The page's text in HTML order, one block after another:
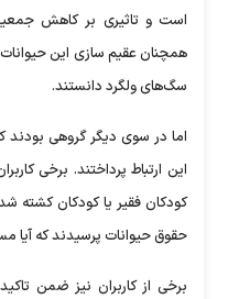
است و تاثیری بر کاهش
همچنان عقیم سازی این حیوانات
سگ‌های ولگرد دانستند.
اما در سوی دیگر گروهی بودند
این ارتباط پرداختند. برخی
کودکان فقیر یا کودکان کشته
حقوق حیوانات پرسیدند که آیا
برخی از کاربران نیز ضمن